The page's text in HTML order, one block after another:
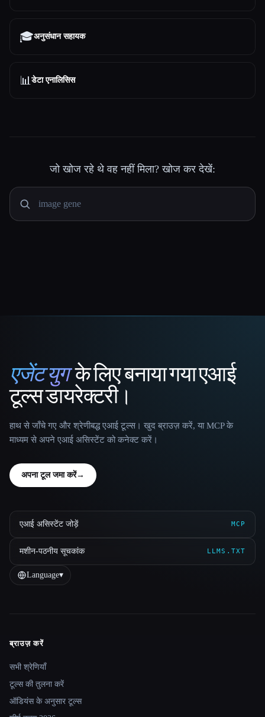
🎓अनुसंधान सहायक
📊 डेटा एनालिसिस
जो खोज रहे थे वह नहीं मिला? खोज कर देखें:
That AI Collection
एजेंट युगके लिए बनाया गया एआई
टूल्स डायरेक्टरी।
हाथ से जाँचे गए और श्रेणीबद्ध एआई टूल्स। खुद ब्राउज़ करें, या MCP के
माध्यम से अपने एआई असिस्टेंट को कनेक्ट करें।
अपना टूल जमा करें→
एआई असिस्टेंट जोड़ें MCP
मशीन-पठनीय सूचकांक LLMS.TXT
Language▾
Site navigation
ब्राउज़ करें
सभी श्रेणियाँ
टूल्स की तुलना करें
ऑडियंस के अनुसार टूल्स